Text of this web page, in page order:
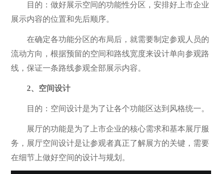
目的：做好展示空间的功能性分区，安排好上市企业
展示内容的位置和先后顺序。
在确定各功能分区的布局后，就需要制定参观人员的
流动方向，根据预留的空间和路线宽度来设计单向参观路
线，保证一条路线参观全部展示内容。
2、空间设计
目的：空间设计是为了让各个功能区达到风格统一。
展厅的功能是为了上市企业的核心需求和基本展厅服
务，展厅空间设计是让参观者真正了解展方的关键，需要
在细节上做好空间的设计与规划。